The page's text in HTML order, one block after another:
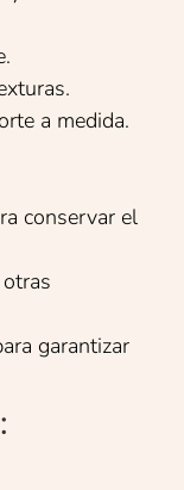
a medida.
conservar el
garantizar